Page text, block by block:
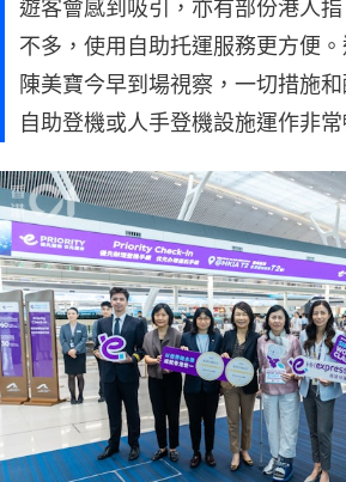
遊客會感到吸引，亦有部份港人
不多，使用自助托運服務更方便
陳美寶今早到場視察，一切措施
自助登機或人手登機設施運作非常